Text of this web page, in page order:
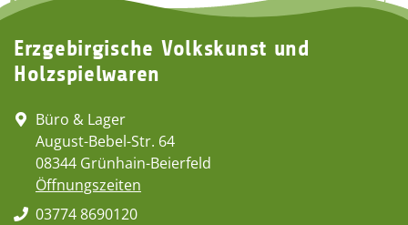
Erzgebirgische Volkskunst und
Holzspielwaren
Büro & Lager
August-Bebel-Str. 64
08344 Grünhain-Beierfeld
Öffnungszeiten
03774 8690120